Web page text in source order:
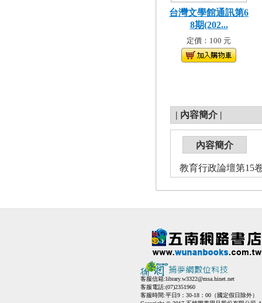
台灣文學館通訊第6
8期(202...
定價：100 元
| 內容簡介 |
內容簡介
教育行政論壇第15
客服信箱:library.w3322@msa.hinet.net
客服電話:(07)2351960
客服時間:平日9：30-18：00（國定假日除外）